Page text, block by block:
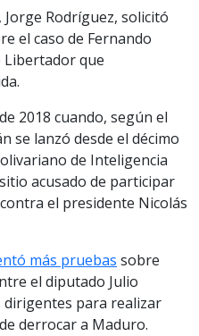
Rodríguez, solicitó
el caso de Fernando
Libertador que
2018 cuando, según el
se lanzó desde el décimo
de Inteligencia
acusado de participar
el presidente Nicolás
más pruebas sobre
el diputado Julio
dirigentes para realizar
derrocar a Maduro.